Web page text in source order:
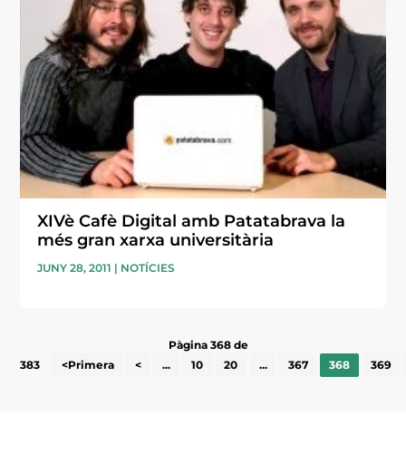
XIVè Cafè Digital amb Patatabrava la
més gran xarxa universitària
JUNY 28, 2011 | NOTÍCIES
Pàgina 368 de
383
<Primera < ... 10 20 ... 367 368 369